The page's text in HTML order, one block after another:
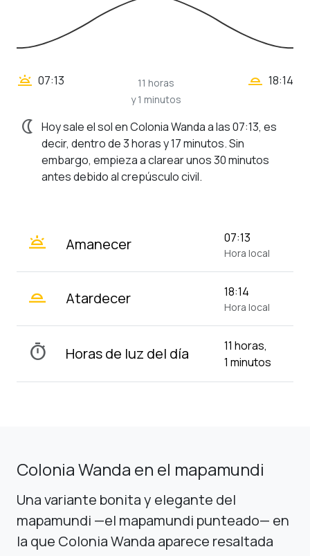
wb_twilight 07:13
11 horas
y 1 minutos
wb_twilight_2 18:14
nightlight Hoy sale el sol en Colonia Wanda a las 07:13, es
decir, dentro de 3 horas y 17 minutos. Sin
embargo, empieza a clarear unos 30 minutos
antes debido al crepúsculo civil.
wb_twilight Amanecer 07:13
Hora local
wb_twilight_2 Atardecer 18:14
Hora local
timer Horas de luz del día
11 horas,
1 minutos
Colonia Wanda en el mapamundi
Una variante bonita y elegante del
mapamundi —el mapamundi punteado— en
la que Colonia Wanda aparece resaltada